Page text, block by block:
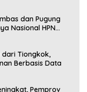
dan Pugung
Nasional HPN
dari Tiongkok,
Berbasis Data
Pemprov